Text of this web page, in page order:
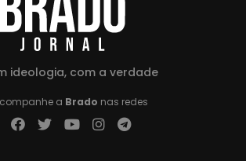
ideologia, com a verdade
a Brado nas redes